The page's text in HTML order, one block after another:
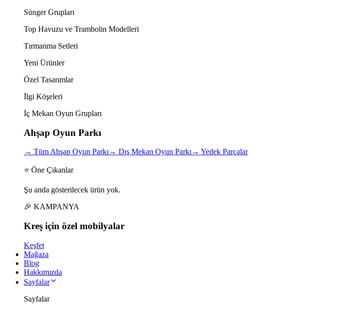
Sünger Grupları
Top Havuzu ve Trambolin Modelleri
Tırmanma Setleri
Yeni Ürünler
Özel Tasarımlar
İlgi Köşeleri
İç Mekan Oyun Grupları
Ahşap Oyun Parkı
→ Tüm Ahşap Oyun Parkı→ Dış Mekan Oyun Parkı→ Yedek Parçalar
⭐ Öne Çıkanlar
Şu anda gösterilecek ürün yok.
🎉 KAMPANYA
Kreş için özel mobilyalar
Keşfet
Mağaza
Blog
Hakkımızda
Sayfalar
Sayfalar